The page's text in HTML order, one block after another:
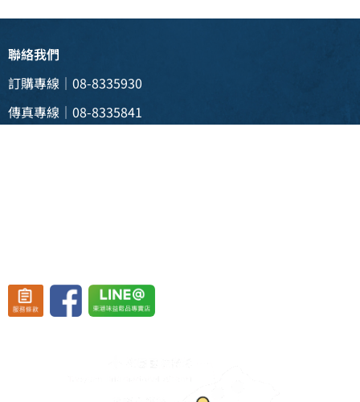
聯絡我們
訂購專線｜08-8335930
傳真專線｜08-8335841